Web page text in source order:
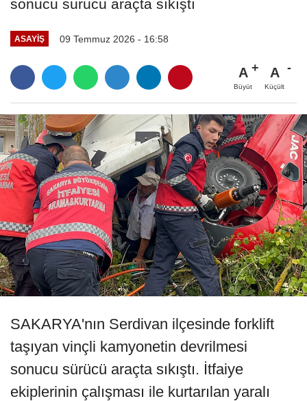
sonucu sürücü araçta sıkıştı
ASAYIŞ 09 Temmuz 2026 - 16:58
A
Büyüt
A
Küçült
SAKARYA'nın Serdivan ilçesinde forklift
taşıyan vinçli kamyonetin devrilmesi
sonucu sürücü araçta sıkıştı. İtfaiye
ekiplerinin çalışması ile kurtarılan yaralı